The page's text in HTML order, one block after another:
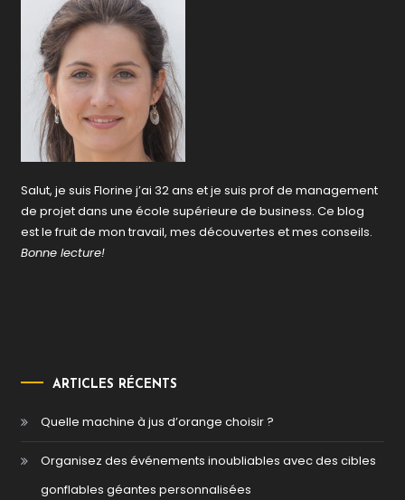
Salut, je suis Florine j’ai 32 ans et je suis prof de management
de projet dans une école supérieure de business. Ce blog
est le fruit de mon travail, mes découvertes et mes conseils.
Bonne lecture!
ARTICLES RÉCENTS
Quelle machine à jus d’orange choisir ?
Organisez des événements inoubliables avec des cibles
gonflables géantes personnalisées